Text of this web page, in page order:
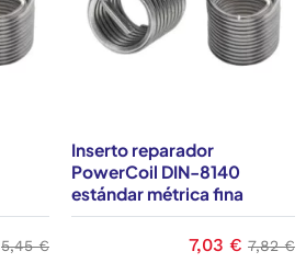
Precio base
5,45 €
Inserto reparador
PowerCoil DIN-8140
estándar métrica fina
Precio
7,03 € Precio
7,82 €